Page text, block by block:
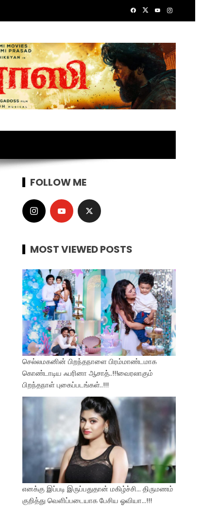
FOLLOW ME
MOST VIEWED POSTS
செல்லமகனின் பிறந்தநாளை பிரம்மாண்டமாக
கொண்டாடிய ஃபரினா ஆசாத்..!!!வைரலாகும்
பிறந்தநாள் புகைப்படங்கள்..!!!
எனக்கு இப்படி இருப்பதுதான் மகிழ்ச்சி… திருமணம்
குறித்து வெளிப்படையாக பேசிய ஓவியா…!!!